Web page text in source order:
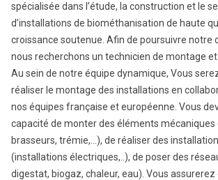
spécialisée dans l’étude, la construction et le
d’installations de biométhanisation de haute
croissance soutenue. Afin de poursuivre notre
nous recherchons un technicien de montage
Au sein de notre équipe dynamique, Vous
réaliser le montage des installations en
nos équipes française et européenne. Vous
capacité de monter des éléments mécaniques
brasseurs, trémie,…), de réaliser des
(installations électriques,..), de poser des
digestat, biogaz, chaleur, eau). Vous